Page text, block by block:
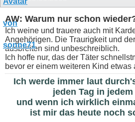
AW: Warum nur schon
Ich weine und trauere auch mit
Angehörigen. Die Traurigkeit und
ausbreiten sind unbeschreiblich.
Ich hoffe nur, das der Täter
bevor er einem weiteren Kind etwas
Ich werde immer laut
jeden Tag in
und wenn ich wirklich
ist mir das heute noch